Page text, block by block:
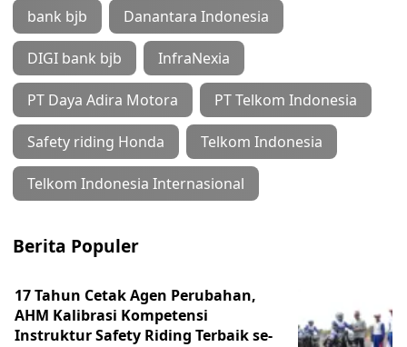
bank bjb Danantara Indonesia
DIGI bank bjb InfraNexia
PT Daya Adira Motora PT Telkom Indonesia
Safety riding Honda Telkom Indonesia
Telkom Indonesia Internasional
Berita Populer
17 Tahun Cetak Agen Perubahan,
AHM Kalibrasi Kompetensi
Instruktur Safety Riding Terbaik se-